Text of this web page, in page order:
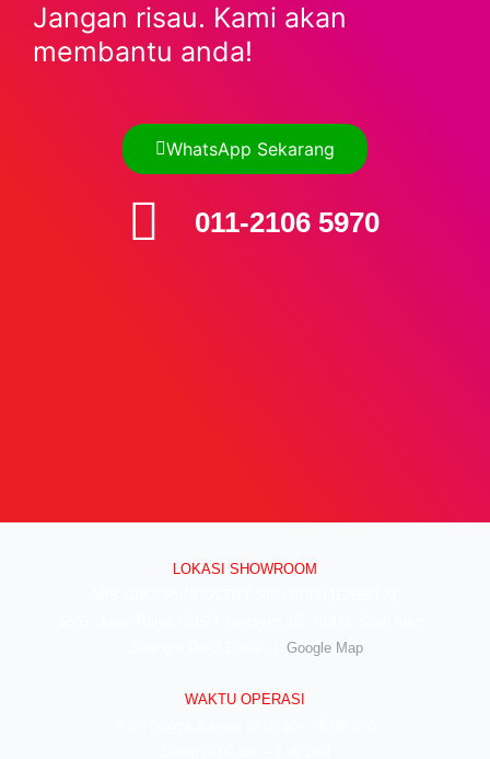
Jangan risau. Kami akan
membantu anda!
WhatsApp Sekarang
011-2106 5970
LOKASI SHOWROOM
Google Map
WAKTU OPERASI